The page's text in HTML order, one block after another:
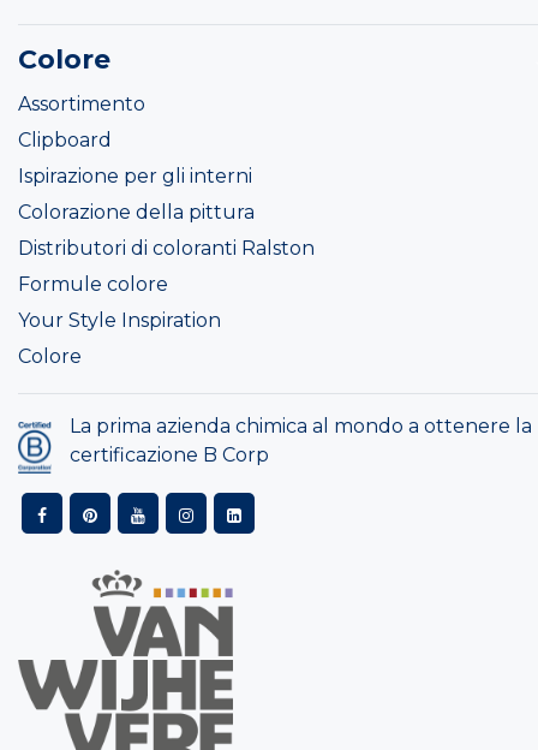
Colore
Assortimento
Clipboard
Ispirazione per gli interni
Colorazione della pittura
Distributori di coloranti Ralston
Formule colore
Your Style Inspiration
Colore
La prima azienda chimica al mondo a ottenere la
certificazione B Corp